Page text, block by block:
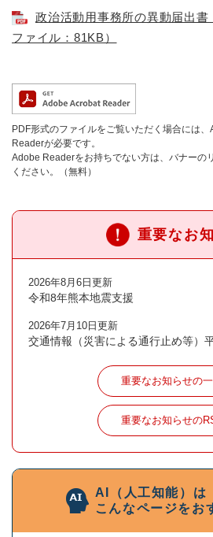
政治活動用事務所の異動届出
ファイル：81KB）
PDF形式のファイルをご覧いただく場合には
Readerが必要です。
Adobe Readerをお持ちでない方は、バナーの
ください。（無料）
重要なお
2026年8月6日更新
令和8年熊本地震支援
2026年7月10日更新
交通情報（災害による通行止め等）
重要なお知らせの
重要なお知らせの
AI（人工知能）は
こんなページをお